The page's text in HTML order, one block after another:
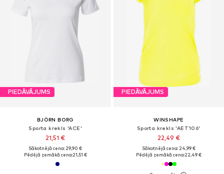
PIEDĀVĀJUMS
BJÖRN BORG
Sporta krekls 'ACE'
21,51 €
Sākotnējā cena: 29,90 €
Pēdējā zemākā cena:21,51 €
PIEDĀVĀJUMS
WINSHAPE
Sporta krekls 'AET106'
22,49 €
Sākotnējā cena: 24,99 €
Pēdējā zemākā cena:22,49 €